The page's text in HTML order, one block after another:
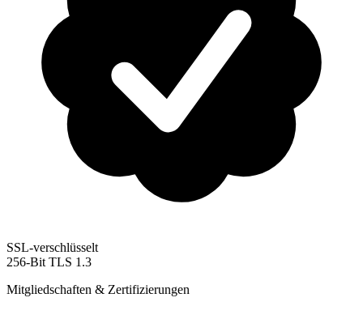
SSL-verschlüsselt
256-Bit TLS 1.3
Mitgliedschaften & Zertifizierungen